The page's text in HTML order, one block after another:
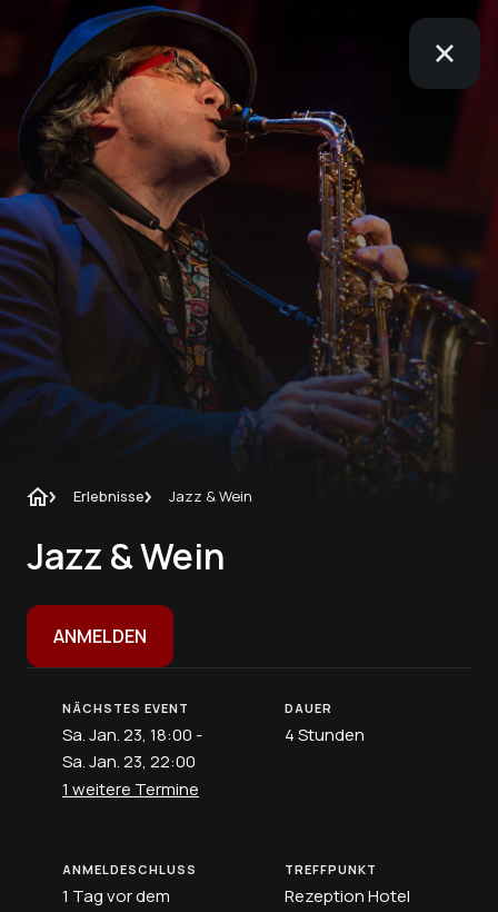
Erlebnisse Jazz & Wein
Jazz & Wein
ANMELDEN
NÄCHSTES EVENT
Sa. Jan. 23, 18:00 -
Sa. Jan. 23, 22:00
1 weitere Termine
DAUER
4 Stunden
ANMELDESCHLUSS
1 Tag vor dem
TREFFPUNKT
Rezeption Hotel